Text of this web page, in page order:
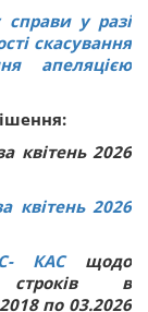
у разі
скасування
апеляцією
квітень 2026
квітень 2026
- КАСщодо
строків в
по 03.2026